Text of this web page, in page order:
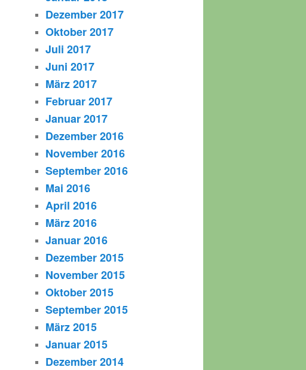
Dezember 2017
Oktober 2017
Juli 2017
Juni 2017
März 2017
Februar 2017
Januar 2017
Dezember 2016
November 2016
September 2016
Mai 2016
April 2016
März 2016
Januar 2016
Dezember 2015
November 2015
Oktober 2015
September 2015
März 2015
Januar 2015
Dezember 2014